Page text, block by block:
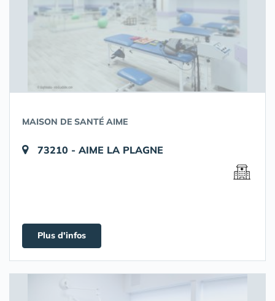
MAISON DE SANTÉ AIME
73210 - AIME LA PLAGNE
Plus d'infos